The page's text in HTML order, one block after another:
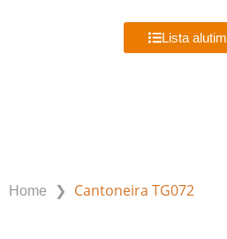
Lista alutim
Home ❯ Cantoneira TG072